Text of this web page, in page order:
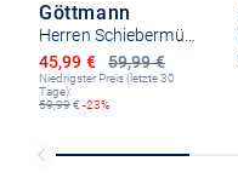
Göttmann
59,99 €
Ermäßigter Preis
45,99 €
Niedrigster Preis (letzte 30
Tage):
59,99€ -23%